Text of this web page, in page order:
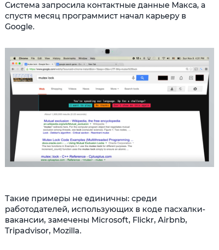
Система запросила контактные данные Макса, а
спустя месяц программист начал карьеру в
Google.
Такие примеры не единичны: среди
работодателей, использующих в коде пасхалки-
вакансии, замечены Microsoft, Flickr, Airbnb,
Tripadvisor, Mozilla.